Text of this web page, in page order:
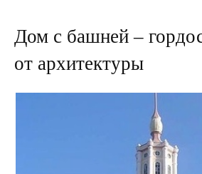
Дом с башней –
от архитектуры